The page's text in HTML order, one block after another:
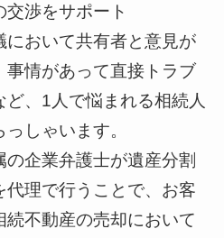
渉をサポート
において共有者と意見が
事情があって直接トラブ
、1人で悩まれる相続人
しゃいます。
企業弁護士が遺産分割
理で行うことで、お客
不動産の売却において